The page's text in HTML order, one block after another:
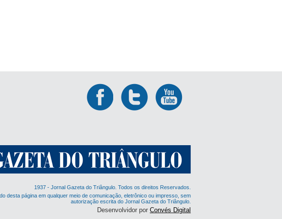
1937 - Jornal Gazeta do Triângulo. Todos os direitos Reservados.
desta página em qualquer meio de comunicação, eletrônico ou impresso, sem
autorização escrita do Jornal Gazeta do Triângulo.
Desenvolvidor por Convés Digital